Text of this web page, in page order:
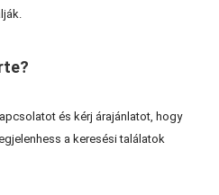
és kérj árajánlatot, hogy
a keresési találatok